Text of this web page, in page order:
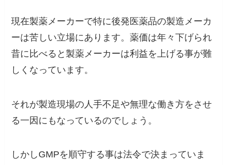
現在製薬メーカーで特に後発医薬品の製造メーカ
ーは苦しい立場にあります。薬価は年々下げられ
昔に比べると製薬メーカーは利益を上げる事が難
しくなっています。
それが製造現場の人手不足や無理な働き方をさせ
る一因にもなっているのでしょう。
しかしGMPを順守する事は法令で決まっていま